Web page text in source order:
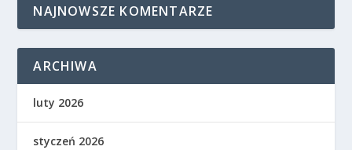
NAJNOWSZE KOMENTARZE
ARCHIWA
luty 2026
styczeń 2026